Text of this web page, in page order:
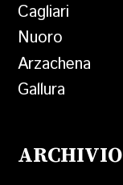
Cagliari
Nuoro
Arzachena
Gallura
ARCHIVIO